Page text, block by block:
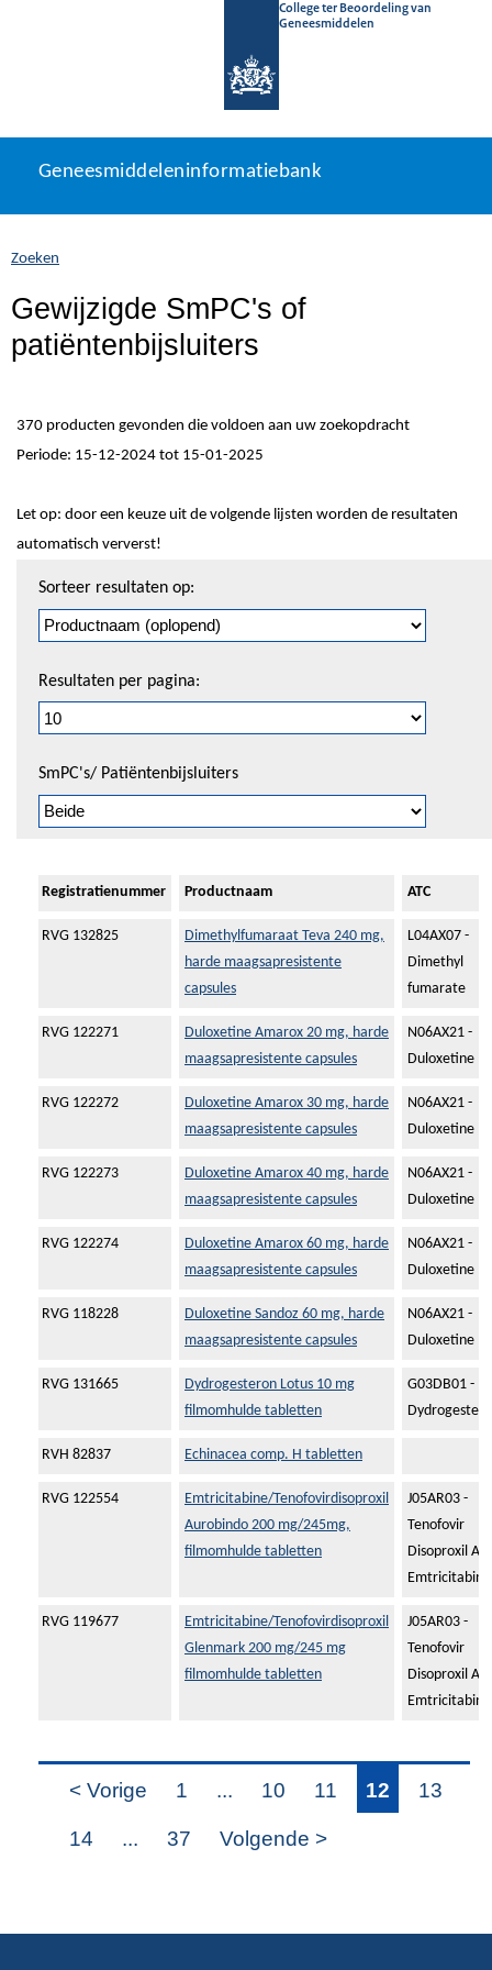
College ter Beoordeling van
Geneesmiddelen
naar
Geneesmiddeleninformatiebank
U
zich
hier:
Geneesmiddeleninformatiebank
Zoeken
Gewijzigde SmPC's of
patiëntenbijsluiters
370 producten gevonden die voldoen aan uw zoekopdracht
Periode: 15-12-2024 tot 15-01-2025
Let op: door een keuze uit de volgende lijsten worden de resultaten
automatisch ververst!
pagineren
Sorteer resultaten op:
Resultaten per pagina:
SmPC's/ Patiëntenbijsluiters
Registratienummer Productnaam ATC
RVG 132825
Dimethylfumaraat Teva 240 mg,
harde maagsapresistente
capsules
L04AX07 -
Dimethyl
fumarate
RVG 122271
Duloxetine Amarox 20 mg, harde
maagsapresistente capsules
N06AX21 -
Duloxetine
RVG 122272
Duloxetine Amarox 30 mg, harde
maagsapresistente capsules
N06AX21 -
Duloxetine
RVG 122273
Duloxetine Amarox 40 mg, harde
maagsapresistente capsules
N06AX21 -
Duloxetine
RVG 122274
Duloxetine Amarox 60 mg, harde
maagsapresistente capsules
N06AX21 -
Duloxetine
RVG 118228
Duloxetine Sandoz 60 mg, harde
maagsapresistente capsules
N06AX21 -
Duloxetine
RVG 131665
Dydrogesteron Lotus 10 mg
filmomhulde tabletten
G03DB01 -
RVH 82837 Echinacea comp. H tabletten
RVG 122554
Emtricitabine/Tenofovirdisoproxil
Aurobindo 200 mg/245mg,
filmomhulde tabletten
J05AR03 -
Tenofovir
Disoproxil
Emtricitabine
RVG 119677
Emtricitabine/Tenofovirdisoproxil
Glenmark 200 mg/245 mg
filmomhulde tabletten
J05AR03 -
Tenofovir
Disoproxil
Emtricitabine
< Vorige 1 ... 10 11 12 13
14 ... 37 Volgende >